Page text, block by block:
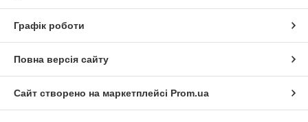
Графік роботи
Повна версія сайту
Сайт створено на маркетплейсі Prom.ua